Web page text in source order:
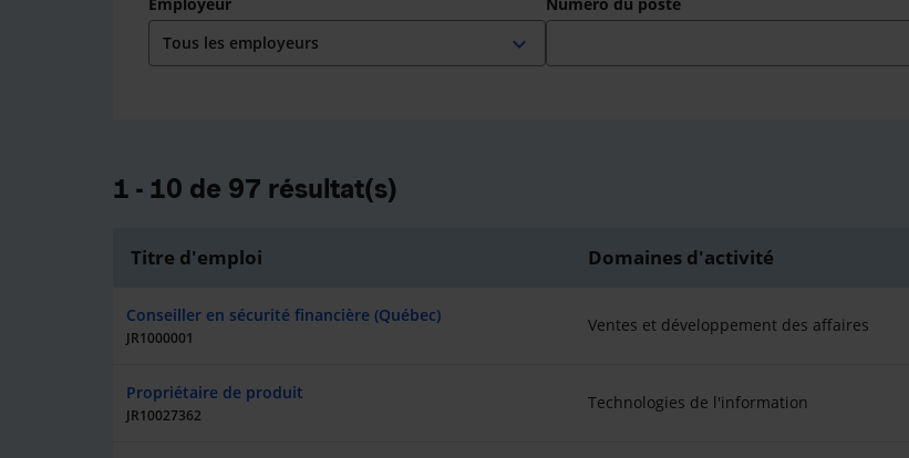
expand_more
1 - 10 de 97 résultat(s)
Titre d'emploi Domaines d'activité
Conseiller en sécurité financière (Québec)
JR1000001
Ventes et développement des affaires
Propriétaire de produit
JR10027362
Technologies de l'information